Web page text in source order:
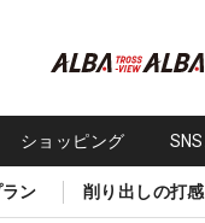
ショッピング
ン 削り出しの打